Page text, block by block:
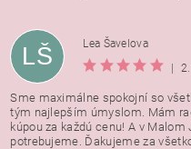
LŠ
Lea Šavelova
|
Sme maximálne spokojní so
tým najlepším úmyslom. Mám
kúpou za každú cenu! A v
potrebujeme. Ďakujeme za